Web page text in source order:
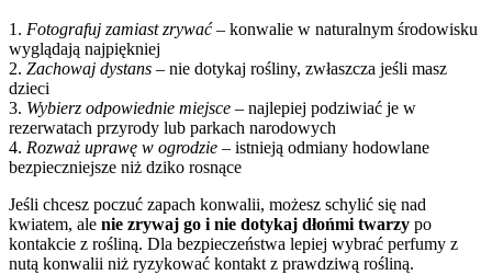
1. Fotografuj zamiast zrywać– konwalie w naturalnym środowisku
wyglądają najpiękniej
2. Zachowaj dystans – nie dotykaj rośliny, zwłaszcza jeśli masz
dzieci
3. Wybierz odpowiednie miejsce – najlepiej podziwiać je w
rezerwatach przyrody lub parkach narodowych
4. Rozważ uprawę w ogrodzie – istnieją odmiany hodowlane
bezpieczniejsze niż dziko rosnące
Jeśli chcesz poczuć zapach konwalii, możesz schylić się nad
kwiatem, ale nie zrywaj go i nie dotykaj dłońmi twarzy po
kontakcie z rośliną. Dla bezpieczeństwa lepiej wybrać perfumy z
nutą konwalii niż ryzykować kontakt z prawdziwą rośliną.